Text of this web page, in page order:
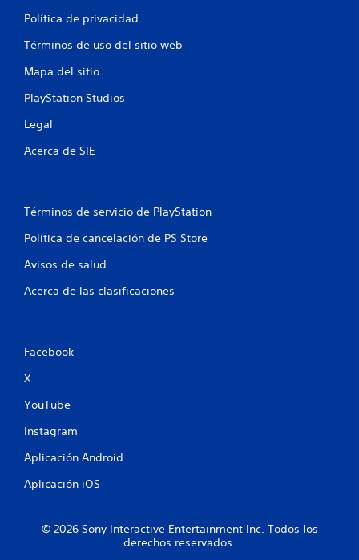
Política de privacidad
Términos de uso del sitio web
Mapa del sitio
PlayStation Studios
Legal
Acerca de SIE
Términos de servicio de PlayStation
Política de cancelación de PS Store
Avisos de salud
Acerca de las clasificaciones
Facebook
X
YouTube
Instagram
Aplicación Android
Aplicación iOS
© 2026 Sony Interactive Entertainment Inc. Todos los
derechos reservados.